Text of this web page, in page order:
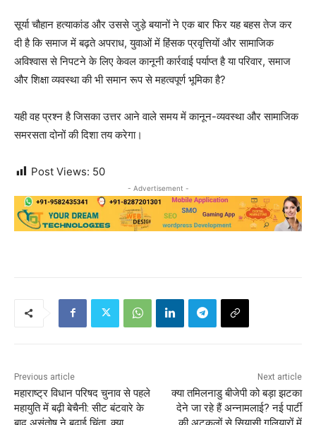
सूर्या चौहान हत्याकांड और उससे जुड़े बयानों ने एक बार फिर यह बहस तेज कर
दी है कि समाज में बढ़ते अपराध, युवाओं में हिंसक प्रवृत्तियों और सामाजिक
अविश्वास से निपटने के लिए केवल कानूनी कार्रवाई पर्याप्त है या परिवार, समाज
और शिक्षा व्यवस्था की भी समान रूप से महत्वपूर्ण भूमिका है?
यही वह प्रश्न है जिसका उत्तर आने वाले समय में कानून-व्यवस्था और सामाजिक
समरसता दोनों की दिशा तय करेगा।
Post Views: 50
- Advertisement -
Previous article
महाराष्ट्र विधान परिषद चुनाव से पहले
महायुति में बढ़ी बेचैनी: सीट बंटवारे के
Next article
क्या तमिलनाडु बीजेपी को बड़ा झटका
देने जा रहे हैं अन्नामलाई? नई पार्टी